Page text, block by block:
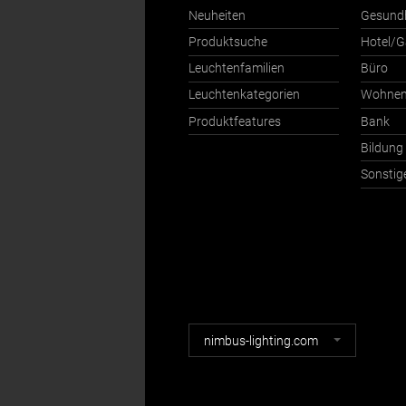
Neuheiten
Produktsuche
Leuchtenfamilien
Leuchtenkategorien
Produktfeatures
Hotel/
Büro
Wohnen
Bank
Bildung
Nimbus
Webseiten
nimbus-lighting.com